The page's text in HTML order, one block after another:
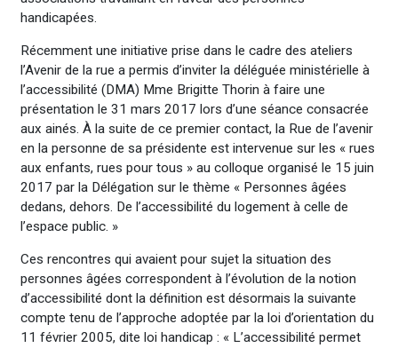
handicapées.
Récemment une initiative prise dans le cadre des ateliers
l’Avenir de la rue a permis d’inviter la déléguée ministérielle à
l’accessibilité (DMA) Mme Brigitte Thorin à faire une
présentation le 31 mars 2017 lors d’une séance consacrée
aux ainés. À la suite de ce premier contact, la Rue de l’avenir
en la personne de sa présidente est intervenue sur les « rues
aux enfants, rues pour tous » au colloque organisé le 15 juin
2017 par la Délégation sur le thème « Personnes âgées
dedans, dehors. De l’accessibilité du logement à celle de
l’espace public. »
Ces rencontres qui avaient pour sujet la situation des
personnes âgées correspondent à l’évolution de la notion
d’accessibilité dont la définition est désormais la suivante
compte tenu de l’approche adoptée par la loi d’orientation du
11 février 2005, dite loi handicap : « L’accessibilité permet